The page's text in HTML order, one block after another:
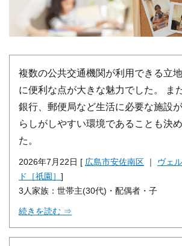
複数の公共交通機関が利用できる立
に便利な点が大きな魅力でした。 ま
銀行、郵便局など生活に必要な施設
らしがしやすい環境であることも決
た。
2026年7月22日 [ 広島市安佐南区 ｜ ヴェ
ド［祇園］ ]
3人家族：世帯主(30代)・配偶者・子
続きを読む ⇒